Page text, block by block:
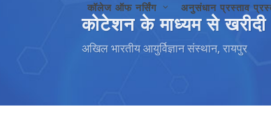
कॉलेज ऑफ नर्सिंग अनुसंधान प्रस्ताव
कोटेशन के माध्यम से खरीदी
अखिल भारतीय आयुर्विज्ञान संस्थान, रायपुर